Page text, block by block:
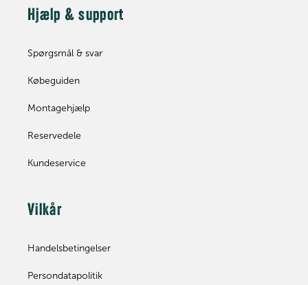
Hjælp & support
Spørgsmål & svar
Købeguiden
Montagehjælp
Reservedele
Kundeservice
Vilkår
Handelsbetingelser
Persondatapolitik